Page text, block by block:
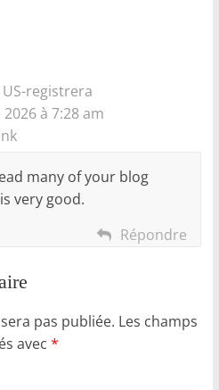
registrera
à 7:28 am
many of your blog
very good.
Répondre
pas publiée. Les champs
avec *